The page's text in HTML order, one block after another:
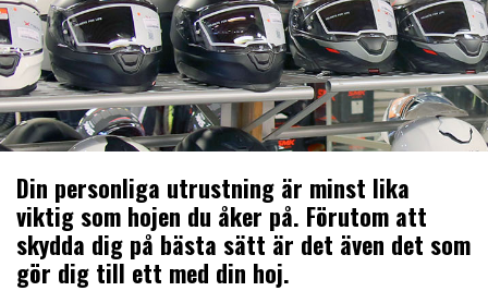
Din personliga utrustning är minst lika
viktig som hojen du åker på. Förutom att
skydda dig på bästa sätt är det även det som
gör dig till ett med din hoj.